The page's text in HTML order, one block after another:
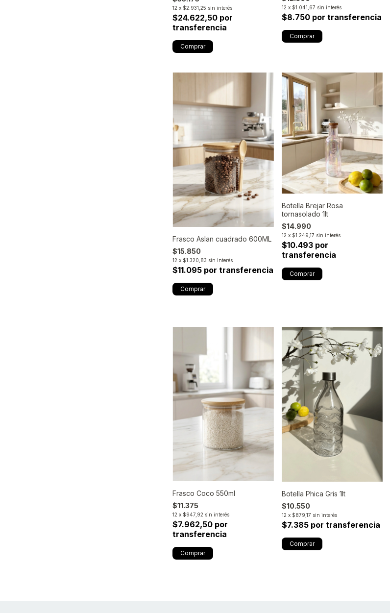
12 x $2.931,25 sin interés
$24.622,50 por
transferencia
12 x $1.041,67 sin interés
$8.750 por transferencia
Frasco Aslan cuadrado 600ML
$15.850
12 x $1.320,83 sin interés
$11.095 por transferencia
Botella Brejar Rosa
tornasolado 1lt
$14.990
12 x $1.249,17 sin interés
$10.493 por
transferencia
Frasco Coco 550ml
$11.375
12 x $947,92 sin interés
$7.962,50 por
transferencia
Botella Phica Gris 1lt
$10.550
12 x $879,17 sin interés
$7.385 por transferencia